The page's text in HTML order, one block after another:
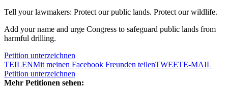
Tell your lawmakers: Protect our public lands. Protect our wildlife.
Add your name and urge Congress to safeguard public lands from
harmful drilling.
Petition unterzeichnen
TEILENMit meinen Facebook Freunden teilenTWEETE-MAIL
Petition unterzeichnen
Mehr Petitionen sehen: